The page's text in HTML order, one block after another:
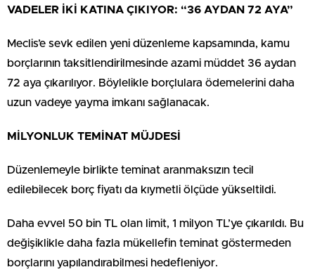
VADELER İKİ KATINA ÇIKIYOR: “36 AYDAN 72 AYA”
Meclis’e sevk edilen yeni düzenleme kapsamında, kamu
borçlarının taksitlendirilmesinde azami müddet 36 aydan
72 aya çıkarılıyor. Böylelikle borçlulara ödemelerini daha
uzun vadeye yayma imkanı sağlanacak.
MİLYONLUK TEMİNAT MÜJDESİ
Düzenlemeyle birlikte teminat aranmaksızın tecil
edilebilecek borç fiyatı da kıymetli ölçüde yükseltildi.
Daha evvel 50 bin TL olan limit, 1 milyon TL’ye çıkarıldı. Bu
değişiklikle daha fazla mükellefin teminat göstermeden
borçlarını yapılandırabilmesi hedefleniyor.